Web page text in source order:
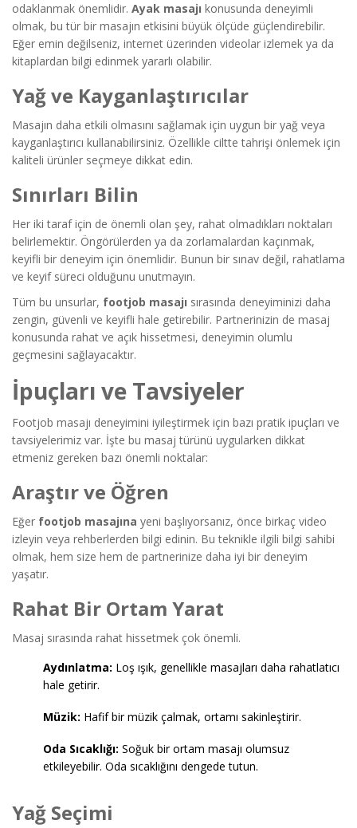
odaklanmak önemlidir. Ayak masajı konusunda deneyimli
olmak, bu tür bir masajın etkisini büyük ölçüde güçlendirebilir.
Eğer emin değilseniz, internet üzerinden videolar izlemek ya da
kitaplardan bilgi edinmek yararlı olabilir.
Yağ ve Kayganlaştırıcılar
Masajın daha etkili olmasını sağlamak için uygun bir yağ veya
kayganlaştırıcı kullanabilirsiniz. Özellikle ciltte tahrişi önlemek için
kaliteli ürünler seçmeye dikkat edin.
Sınırları Bilin
Her iki taraf için de önemli olan şey, rahat olmadıkları noktaları
belirlemektir. Öngörülerden ya da zorlamalardan kaçınmak,
keyifli bir deneyim için önemlidir. Bunun bir sınav değil, rahatlama
ve keyif süreci olduğunu unutmayın.
Tüm bu unsurlar, footjob masajı sırasında deneyiminizi daha
zengin, güvenli ve keyifli hale getirebilir. Partnerinizin de masaj
konusunda rahat ve açık hissetmesi, deneyimin olumlu
geçmesini sağlayacaktır.
İpuçları ve Tavsiyeler
Footjob masajı deneyimini iyileştirmek için bazı pratik ipuçları ve
tavsiyelerimiz var. İşte bu masaj türünü uygularken dikkat
etmeniz gereken bazı önemli noktalar:
Araştır ve Öğren
Eğer footjob masajına yeni başlıyorsanız, önce birkaç video
izleyin veya rehberlerden bilgi edinin. Bu teknikle ilgili bilgi sahibi
olmak, hem size hem de partnerinize daha iyi bir deneyim
yaşatır.
Rahat Bir Ortam Yarat
Masaj sırasında rahat hissetmek çok önemli.
Aydınlatma: Loş ışık, genellikle masajları daha rahatlatıcı
hale getirir.
Müzik: Hafif bir müzik çalmak, ortamı sakinleştirir.
Oda Sıcaklığı: Soğuk bir ortam masajı olumsuz
etkileyebilir. Oda sıcaklığını dengede tutun.
Yağ Seçimi